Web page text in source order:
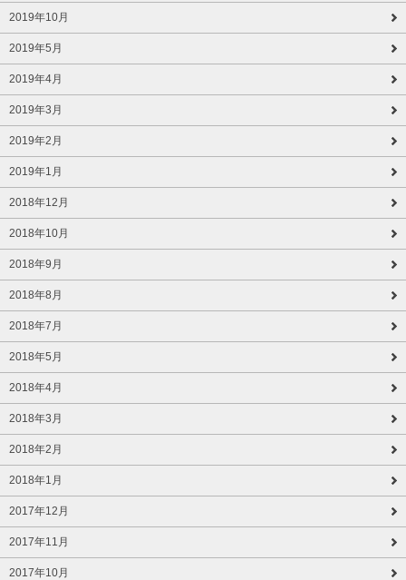
2019年10月
2019年5月
2019年4月
2019年3月
2019年2月
2019年1月
2018年12月
2018年10月
2018年9月
2018年8月
2018年7月
2018年5月
2018年4月
2018年3月
2018年2月
2018年1月
2017年12月
2017年11月
2017年10月